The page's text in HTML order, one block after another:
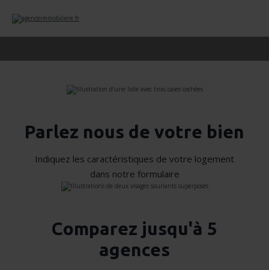
Parlez nous de votre bien
Indiquez les caractéristiques de votre logement
dans notre formulaire
Comparez jusqu'à 5
agences